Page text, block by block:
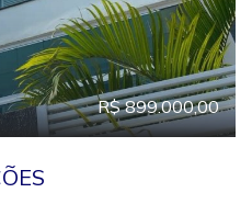
R$ 899.000,00